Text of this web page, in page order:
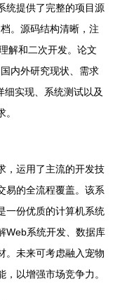
统提供了完整的项目源
。源码结构清晰，注
解和二次开发。论文
内外研究现状、需求
实现、系统测试以及
，运用了主流的开发技
易的全流程覆盖。该系
一份优质的计算机系统
Web系统开发、数据库
。未来可考虑融入宠物
以增强市场竞争力。